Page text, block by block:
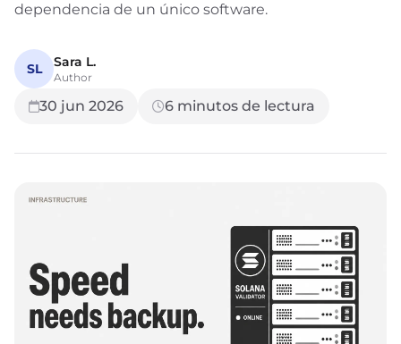
dependencia de un único software.
SL Sara L.
Author
30 jun 2026 6 minutos de lectura